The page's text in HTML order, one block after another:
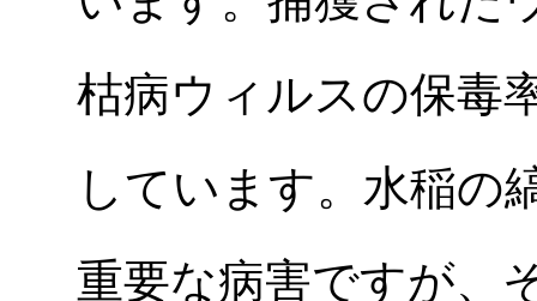
枯病ウィルスの保毒
しています。水稲の
重要な病害ですが、